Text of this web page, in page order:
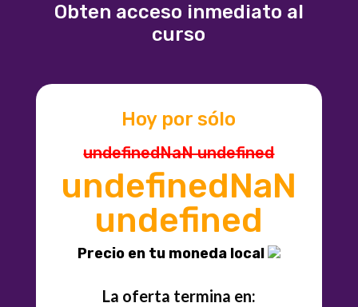
Obten acceso inmediato al
curso
Hoy por sólo
undefinedNaN undefined
undefinedNaN
undefined
Precio en tu moneda local
La oferta termina en: